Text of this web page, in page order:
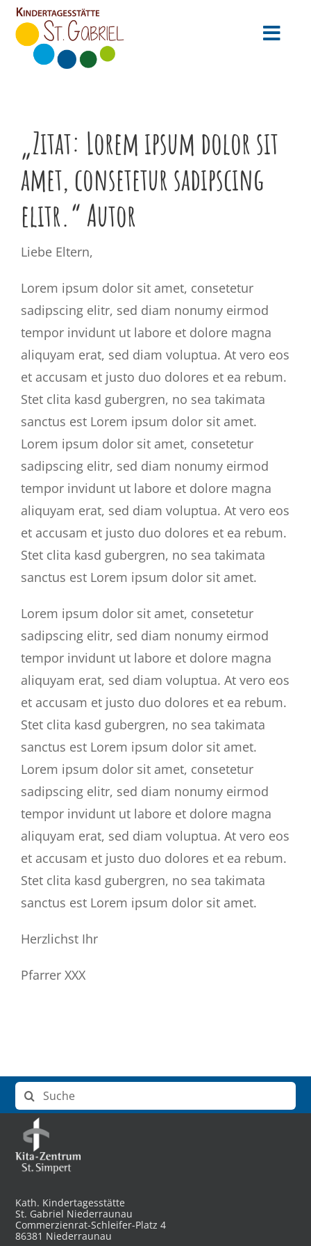
Zum
Inhalt
springen
Aktuelles
Anmeldung
Team
„Zitat: Lorem ipsum dolor sit
amet, consetetur sadipscing
elitr.“ Autor
Liebe Eltern,
Lorem ipsum dolor sit amet, consetetur
sadipscing elitr, sed diam nonumy eirmod
tempor invidunt ut labore et dolore magna
aliquyam erat, sed diam voluptua. At vero eos
et accusam et justo duo dolores et ea rebum.
Stet clita kasd gubergren, no sea takimata
sanctus est Lorem ipsum dolor sit amet.
Lorem ipsum dolor sit amet, consetetur
sadipscing elitr, sed diam nonumy eirmod
tempor invidunt ut labore et dolore magna
aliquyam erat, sed diam voluptua. At vero eos
et accusam et justo duo dolores et ea rebum.
Stet clita kasd gubergren, no sea takimata
sanctus est Lorem ipsum dolor sit amet.
Lorem ipsum dolor sit amet, consetetur
sadipscing elitr, sed diam nonumy eirmod
tempor invidunt ut labore et dolore magna
aliquyam erat, sed diam voluptua. At vero eos
et accusam et justo duo dolores et ea rebum.
Stet clita kasd gubergren, no sea takimata
sanctus est Lorem ipsum dolor sit amet.
Lorem ipsum dolor sit amet, consetetur
sadipscing elitr, sed diam nonumy eirmod
tempor invidunt ut labore et dolore magna
aliquyam erat, sed diam voluptua. At vero eos
et accusam et justo duo dolores et ea rebum.
Stet clita kasd gubergren, no sea takimata
sanctus est Lorem ipsum dolor sit amet.
Herzlichst Ihr
Pfarrer XXX
Suche
nach:
Kath. Kindertagesstätte
St. Gabriel Niederraunau
Commerzienrat-Schleifer-Platz 4
86381 Niederraunau